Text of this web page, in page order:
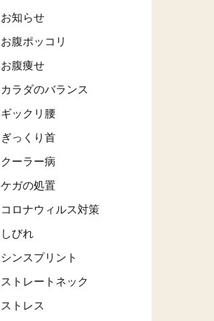
お知らせ
お腹ポッコリ
お腹痩せ
カラダのバランス
ギックリ腰
ぎっくり首
クーラー病
ケガの処置
コロナウィルス対策
しびれ
シンスプリント
ストレートネック
ストレス